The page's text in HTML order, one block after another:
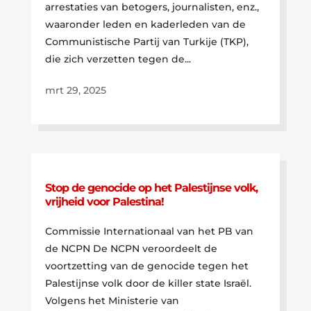
arrestaties van betogers, journalisten, enz.,
waaronder leden en kaderleden van de
Communistische Partij van Turkije (TKP),
die zich verzetten tegen de...
mrt 29, 2025
Stop de genocide op het Palestijnse volk,
vrijheid voor Palestina!
Commissie Internationaal van het PB van
de NCPN De NCPN veroordeelt de
voortzetting van de genocide tegen het
Palestijnse volk door de killer state Israël.
Volgens het Ministerie van